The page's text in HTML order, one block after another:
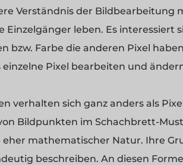
Verständnis der Bildbearbeitung
Einzelgänger leben. Es
bzw. Farbe die anderen Pixel
einzelne Pixel bearbeiten und
verhalten sich ganz anders als
Bildpunkten im Schachbrett-
eher mathematischer Natur. Ihre
beschreiben. An diesen